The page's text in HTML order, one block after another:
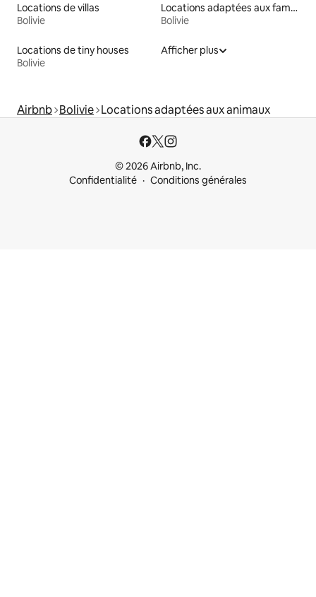
Locations de villas
Bolivie
Locations adaptées aux familles
Bolivie
Locations de tiny houses
Bolivie
Afficher plus
Airbnb Bolivie Locations adaptées aux animaux
© 2026 Airbnb, Inc.
Confidentialité
Conditions générales